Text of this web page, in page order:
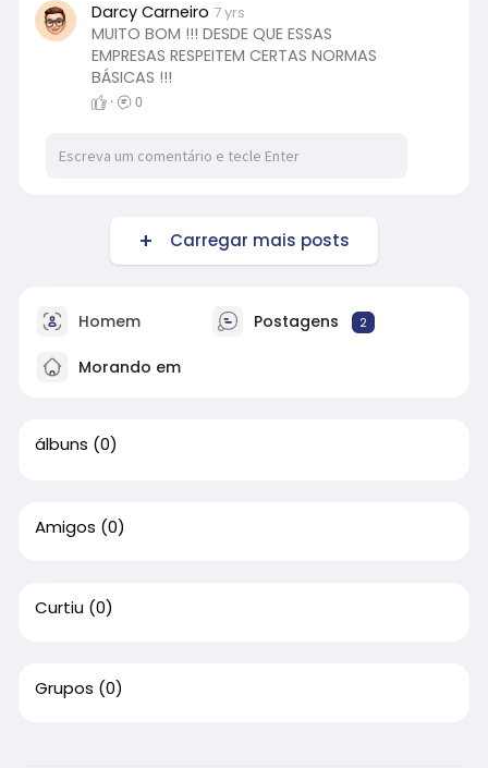
Darcy Carneiro 7 yrs
MUITO BOM !!! DESDE QUE ESSAS
EMPRESAS RESPEITEM CERTAS NORMAS
BÁSICAS !!!
· 0
Carregar mais posts
Homem Postagens 2
Morando em
álbuns (0)
Amigos (0)
Curtiu (0)
Grupos (0)